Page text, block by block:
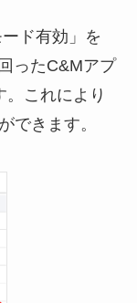
ド有効」を
ったC&Mアプ
。これにより
できます。